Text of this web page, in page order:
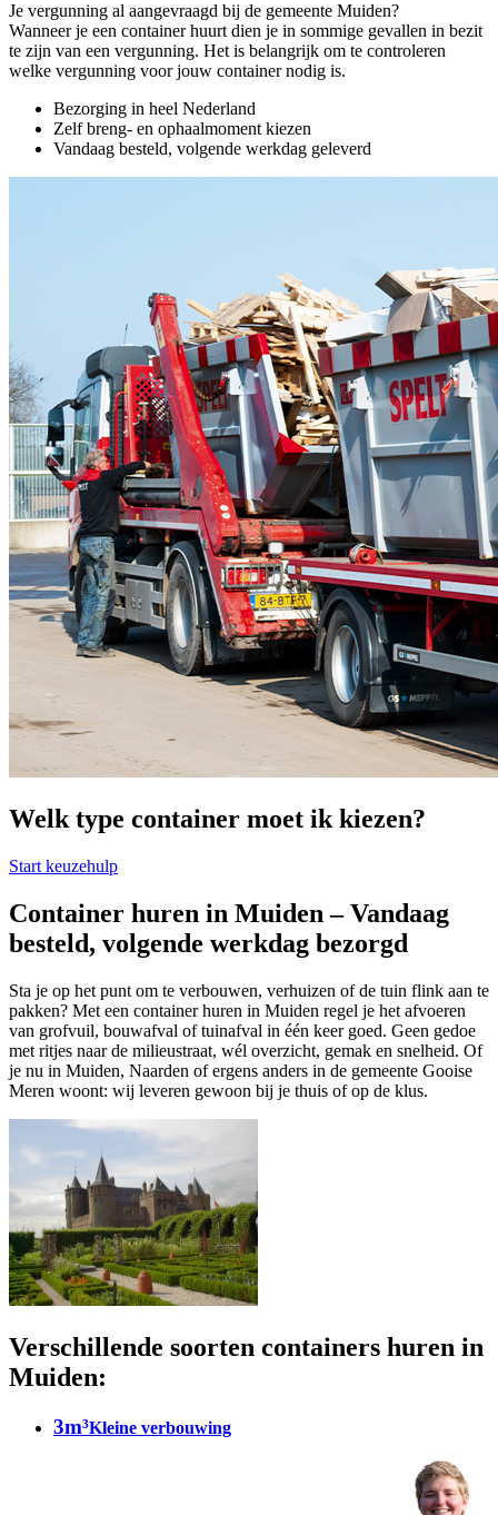
Je vergunning al aangevraagd bij de gemeente Muiden?
Wanneer je een container huurt dien je in sommige gevallen in bezit
te zijn van een vergunning. Het is belangrijk om te controleren
welke vergunning voor jouw container nodig is.
Bezorging in heel Nederland
Zelf breng- en ophaalmoment kiezen
Vandaag besteld, volgende werkdag geleverd
Welk type container moet ik kiezen?
Start keuzehulp
Container huren in Muiden – Vandaag
besteld, volgende werkdag bezorgd
Sta je op het punt om te verbouwen, verhuizen of de tuin flink aan te
pakken? Met een container huren in Muiden regel je het afvoeren
van grofvuil, bouwafval of tuinafval in één keer goed. Geen gedoe
met ritjes naar de milieustraat, wél overzicht, gemak en snelheid. Of
je nu in Muiden, Naarden of ergens anders in de gemeente Gooise
Meren woont: wij leveren gewoon bij je thuis of op de klus.
Verschillende soorten containers huren in
Muiden:
3m³Kleine verbouwing